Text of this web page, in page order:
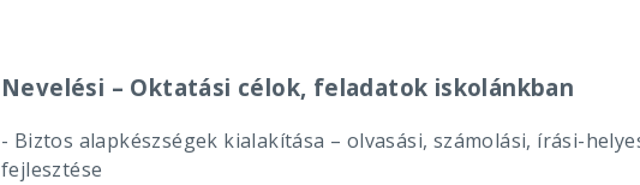
Nevelési – Oktatási célok, feladatok iskolánkban
- Biztos alapkészségek kialakítása – olvasási, számolási, írási-
fejlesztése